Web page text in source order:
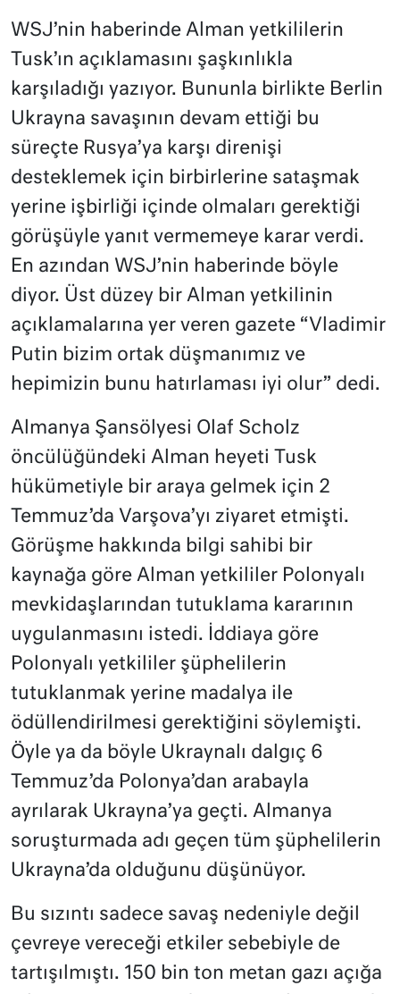
WSJ’nin haberinde Alman yetkililerin
Tusk’ın açıklamasını şaşkınlıkla
karşıladığı yazıyor. Bununla birlikte Berlin
Ukrayna savaşının devam ettiği bu
süreçte Rusya’ya karşı direnişi
desteklemek için birbirlerine sataşmak
yerine işbirliği içinde olmaları gerektiği
görüşüyle yanıt vermemeye karar verdi.
En azından WSJ’nin haberinde böyle
diyor. Üst düzey bir Alman yetkilinin
açıklamalarına yer veren gazete “Vladimir
Putin bizim ortak düşmanımız ve
hepimizin bunu hatırlaması iyi olur” dedi.
Almanya Şansölyesi Olaf Scholz
öncülüğündeki Alman heyeti Tusk
hükümetiyle bir araya gelmek için 2
Temmuz’da Varşova’yı ziyaret etmişti.
Görüşme hakkında bilgi sahibi bir
kaynağa göre Alman yetkililer Polonyalı
mevkidaşlarından tutuklama kararının
uygulanmasını istedi. İddiaya göre
Polonyalı yetkililer şüphelilerin
tutuklanmak yerine madalya ile
ödüllendirilmesi gerektiğini söylemişti.
Öyle ya da böyle Ukraynalı dalgıç 6
Temmuz’da Polonya’dan arabayla
ayrılarak Ukrayna’ya geçti. Almanya
soruşturmada adı geçen tüm şüphelilerin
Ukrayna’da olduğunu düşünüyor.
Bu sızıntı sadece savaş nedeniyle değil
çevreye vereceği etkiler sebebiyle de
tartışılmıştı. 150 bin ton metan gazı açığa